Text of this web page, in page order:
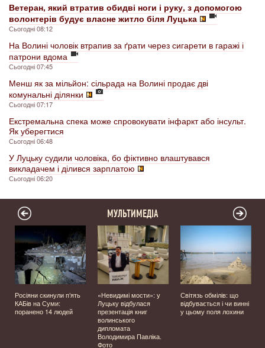
Ветеран, який втратив обидві ноги і руку, з допомогою
волонтерів будує власне житло біля Луцька
Сьогодні 08:12
На Волині чоловік втрапив за ґрати через сигарети в гаражі і
патрони вдома
Сьогодні 07:45
Менш як за мільйон: сільрада на Волині продає дві
комунальні ділянки
Сьогодні 07:17
Екстремальна спека може спровокувати інфаркт або інсульт.
Як уберегтися
Сьогодні 06:48
У Луцьку судили чоловіка, бо фіктивно влаштувався
викладачем і ділився зарплатою
Сьогодні 06:20
МУЛЬТИМЕДІА
Росіяни скинули п’ять
КАБів на Суми:
поранено 14 людей
«Невидимі мости»: у
Луцьку відбулася
презентація книг
волинського
дипломата
Володимира Павліка.
Фото
Світязь обмілів: що
відбувається і чи винні
у цьому поля лохини